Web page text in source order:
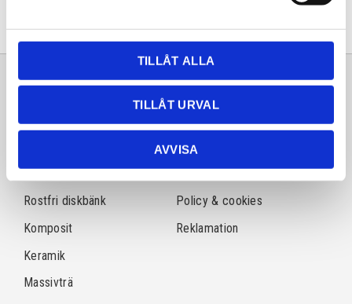
TILLÅT ALLA
TILLÅT URVAL
AVVISA
Sortiment
Natursten
Rostfri diskbänk
Komposit
Keramik
Massivträ
Information
Frågor & svar
Köpvillkor
Policy & cookies
Reklamation